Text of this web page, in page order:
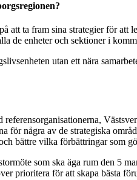
att ta fram sina strategier för
de enheter och sektioner i
utan ett nära
för några av de strategiska
bättre vilka förbättringar som
som ska äga rum den 5
prioritera för att skapa bästa